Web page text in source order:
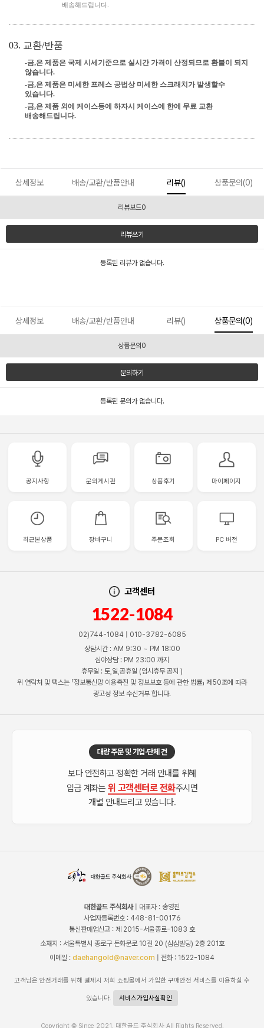
배송해드립니다.
03. 교환/반품
-금,은 제품은 국제 시세기준으로 실시간 가격이 산정되므로 환불이 되지
않습니다.
-금,은 제품은 미세한 프레스 공법상 미세한 스크래치가 발생할수
있습니다.
-금,은 제품 외에 케이스등에 하자시 케이스에 한에 무료 교환
배송해드립니다.
상세정보 배송/교환/반품안내 리뷰() 상품문의(0)
리뷰보드0
리뷰쓰기
등록된 리뷰가 없습니다.
상세정보 배송/교환/반품안내 리뷰() 상품문의(0)
상품문의0
문의하기
등록된 문의가 없습니다.
공지사항 문의게시판 상품후기 마이페이지
최근본상품 장바구니 주문조회 PC 버전
고객센터
1522-1084
02)744-1084 | 010-3782-6085
상담시간 : AM 9:30 ~ PM 18:00
심야상담 : PM 23:00 까지
휴무일 : 토,일,공휴일 (임시휴무 공지 )
위 연락처 및 팩스는 「정보통신망 이용촉진 및 정보보호 등에 관한 법률」 제50조에 따라
광고성 정보 수신거부 합니다.
대량 주문 및 기업·단체 건
보다 안전하고 정확한 거래 안내를 위해
입금 계좌는 위 고객센터로 전화주시면
개별 안내드리고 있습니다.
대한골드 주식회사| 대표자 : 송영진
사업자등록번호 : 448-81-00176
통신판매업신고 : 제 2015-서울종로-1083 호
소재지 : 서울특별시 종로구 돈화문로 10길 20 (삼삼빌딩) 2층 201호
이메일 : daehangold@naver.com | 전화 : 1522-1084
고객님은 안전거래를 위해 결제시 저희 쇼핑몰에서 가입한 구매안전 서비스를 이용하실 수
있습니다. 서비스가입사실확인
Copyright © Since 2021. 대한골드 주식회사 All Rights Reserved.